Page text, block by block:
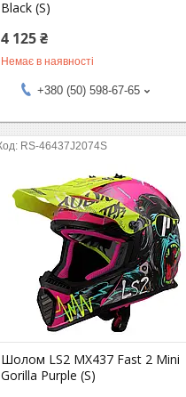
Black (S)
4 125 ₴
Немає в наявності
+380 (50) 598-67-65
RS-46437J2074S
Шолом LS2 MX437 Fast 2 Mini
Gorilla Purple (S)